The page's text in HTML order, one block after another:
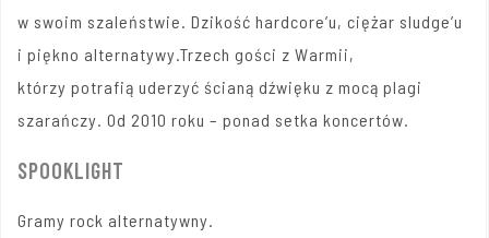
w swoim szaleństwie. Dzikość hardcore’u, ciężar sludge’u
i piękno alternatywy.Trzech gości z Warmii,
którzy potrafią uderzyć ścianą dźwięku z mocą plagi
szarańczy. Od 2010 roku – ponad setka koncertów.
SPOOKLIGHT
Gramy rock alternatywny.